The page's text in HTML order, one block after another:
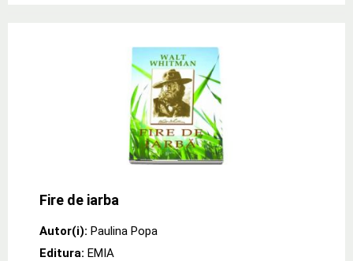
Fire de iarba
Autor(i): Paulina Popa
Editura: EMIA